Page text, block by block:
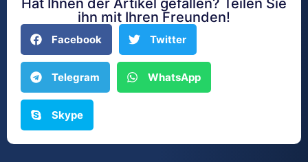
Hat Ihnen der Artikel gefallen? Teilen Sie
ihn mit Ihren Freunden!
Facebook Twitter
Telegram WhatsApp
Skype